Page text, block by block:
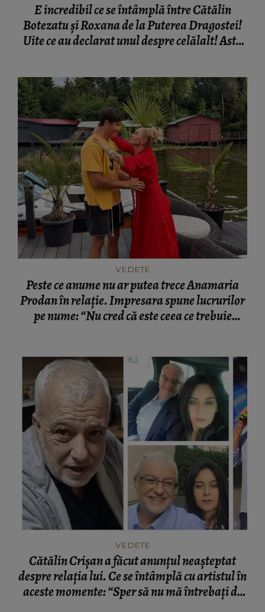
E incredibil ce se întâmplă între Cătălin
Botezatu şi Roxana de la Puterea Dragostei!
Uite ce au declarat unul despre celălalt! Asta
VEDETE
Peste ce anume nu ar putea trece Anamaria
Prodan în relație. Impresara spune lucrurilor
pe nume: “Nu cred că este ceea ce trebuie
VEDETE
Cătălin Crișan a făcut anunțul neașteptat
despre relația lui. Ce se întâmplă cu artistul în
aceste momente: “Sper să nu mă întrebați de